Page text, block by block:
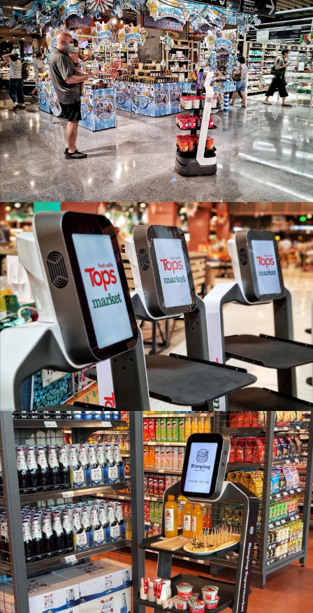
Orionstar Robot
ผู้ช่วยส่งเสริมการขายจอมขยัน
Orionstar Robot
เดินได้ทั้งวัน ไม่มีเหนื่อย เพิ่มประสิทธิภาพให้ธุรกิจ
Orionstar Robot
สำหรับธุรกิจยุคใหม่